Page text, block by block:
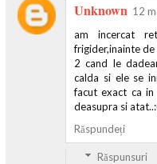
Unknown 12
am incercat
frigider,inainte
2 cand le
calda si ele se
facut exact ca
deasupra si
Răspundeți
Răspunsuri